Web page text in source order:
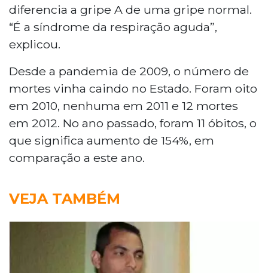
diferencia a gripe A de uma gripe normal.
“É a síndrome da respiração aguda”,
explicou.
Desde a pandemia de 2009, o número de
mortes vinha caindo no Estado. Foram oito
em 2010, nenhuma em 2011 e 12 mortes
em 2012. No ano passado, foram 11 óbitos, o
que significa aumento de 154%, em
comparação a este ano.
VEJA TAMBÉM